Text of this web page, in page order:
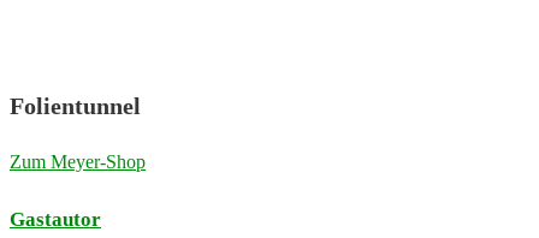
Folientunnel
Zum Meyer-Shop
Gastautor